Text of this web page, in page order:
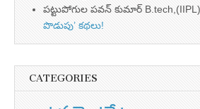
పట్టుపోగుల పవన్ కుమార్
పొడుపు’ కథలు!
CATEGORIES